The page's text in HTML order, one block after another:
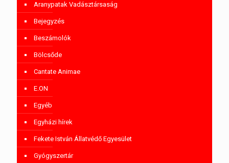
Aranypatak Vadásztársaság
Bejegyzés
Beszámolók
Bölcsőde
Cantate Animae
E.ON
Egyéb
Egyházi hírek
Fekete István Állatvédő Egyesület
Gyógyszertár